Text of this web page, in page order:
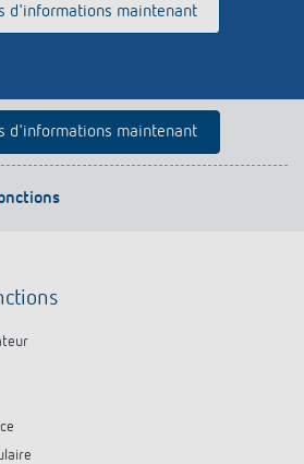
OKTO de Theben
d'informations maintenant
d'informations maintenant